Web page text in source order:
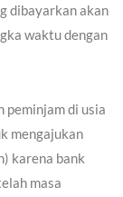
dibayarkan akan
waktu dengan
peminjam di usia
mengajukan
karena bank
masa